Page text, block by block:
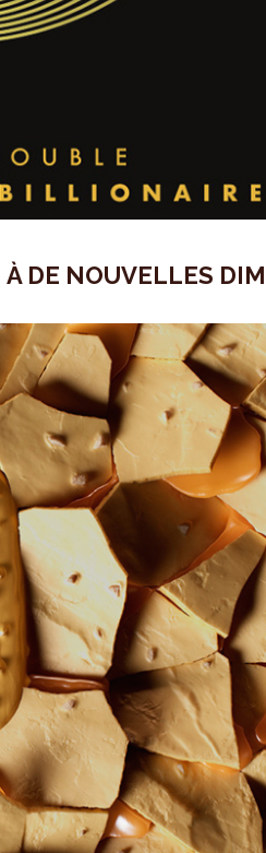
À DE NOUVELLES